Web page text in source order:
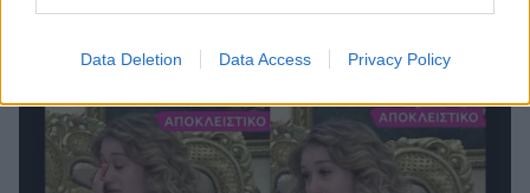
Data Deletion Data Access Privacy Policy
13:51 @06-11-2022